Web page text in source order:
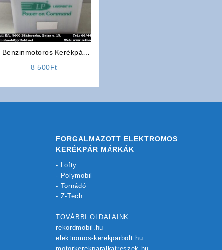
Benzinmotoros Kerékpár
8 500Ft
FORGALMAZOTT ELEKTROMOS
KERÉKPÁR MÁRKÁK
-
Lofty
- Polymobil
- Tornádó
- Z-Tech
TOVÁBBI OLDALAINK:
rekordmobil.hu
elektromos-kerekparbolt.hu
motorkerekparalkatreszek.hu